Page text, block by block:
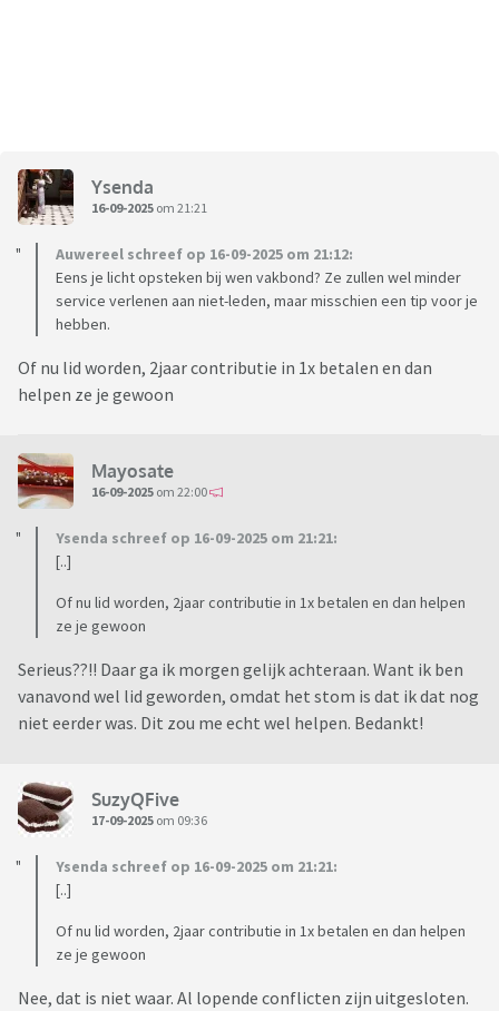
Ysenda
16-09-2025 om 21:21
Auwereel schreef op 16-09-2025 om 21:12:
Eens je licht opsteken bij wen vakbond? Ze zullen wel minder
service verlenen aan niet-leden, maar misschien een tip voor je
hebben.
Of nu lid worden, 2jaar contributie in 1x betalen en dan
helpen ze je gewoon
Mayosate
16-09-2025 om 22:00
Ysenda schreef op 16-09-2025 om 21:21:
[..]
Of nu lid worden, 2jaar contributie in 1x betalen en dan helpen
ze je gewoon
Serieus??!! Daar ga ik morgen gelijk achteraan. Want ik ben
vanavond wel lid geworden, omdat het stom is dat ik dat nog
niet eerder was. Dit zou me echt wel helpen. Bedankt!
SuzyQFive
17-09-2025 om 09:36
Ysenda schreef op 16-09-2025 om 21:21:
[..]
Of nu lid worden, 2jaar contributie in 1x betalen en dan helpen
ze je gewoon
Nee, dat is niet waar. Al lopende conflicten zijn uitgesloten.